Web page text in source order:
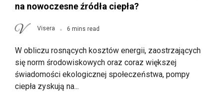
na nowoczesne źródła ciepła?
Visera 6 mins read
W obliczu rosnących kosztów energii, zaostrzających
się norm środowiskowych oraz coraz większej
świadomości ekologicznej społeczeństwa, pompy
ciepła zyskują na...